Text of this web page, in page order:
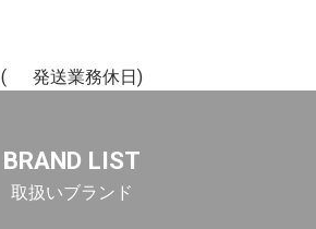
(
発送業務休日)
BRAND LIST
取扱いブランド